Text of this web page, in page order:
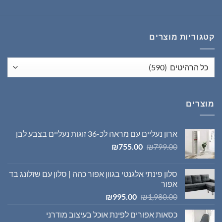
קטגוריות מוצרים
מוצרים
ארון נעליים עם מראה לכ-36 זוגות נעליים בצבע לבן
₪799.00
המחיר
₪799.00.
₪755.00
המחיר
₪755.00.
סלון פינתי אלגנטי בגוון אפור כהה | סלון עם שזלונג בד
אפור
₪1,980.00
המחיר
היה:
₪995.00
המחיר
הוא:
כסאות אפורים לפינת אוכל בעיצוב מודרני